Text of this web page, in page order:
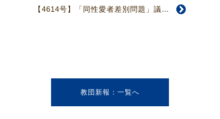
【4614号】「同性愛者差別問題」議案否決 複雑な展開となり、議論紛糾
教団新報